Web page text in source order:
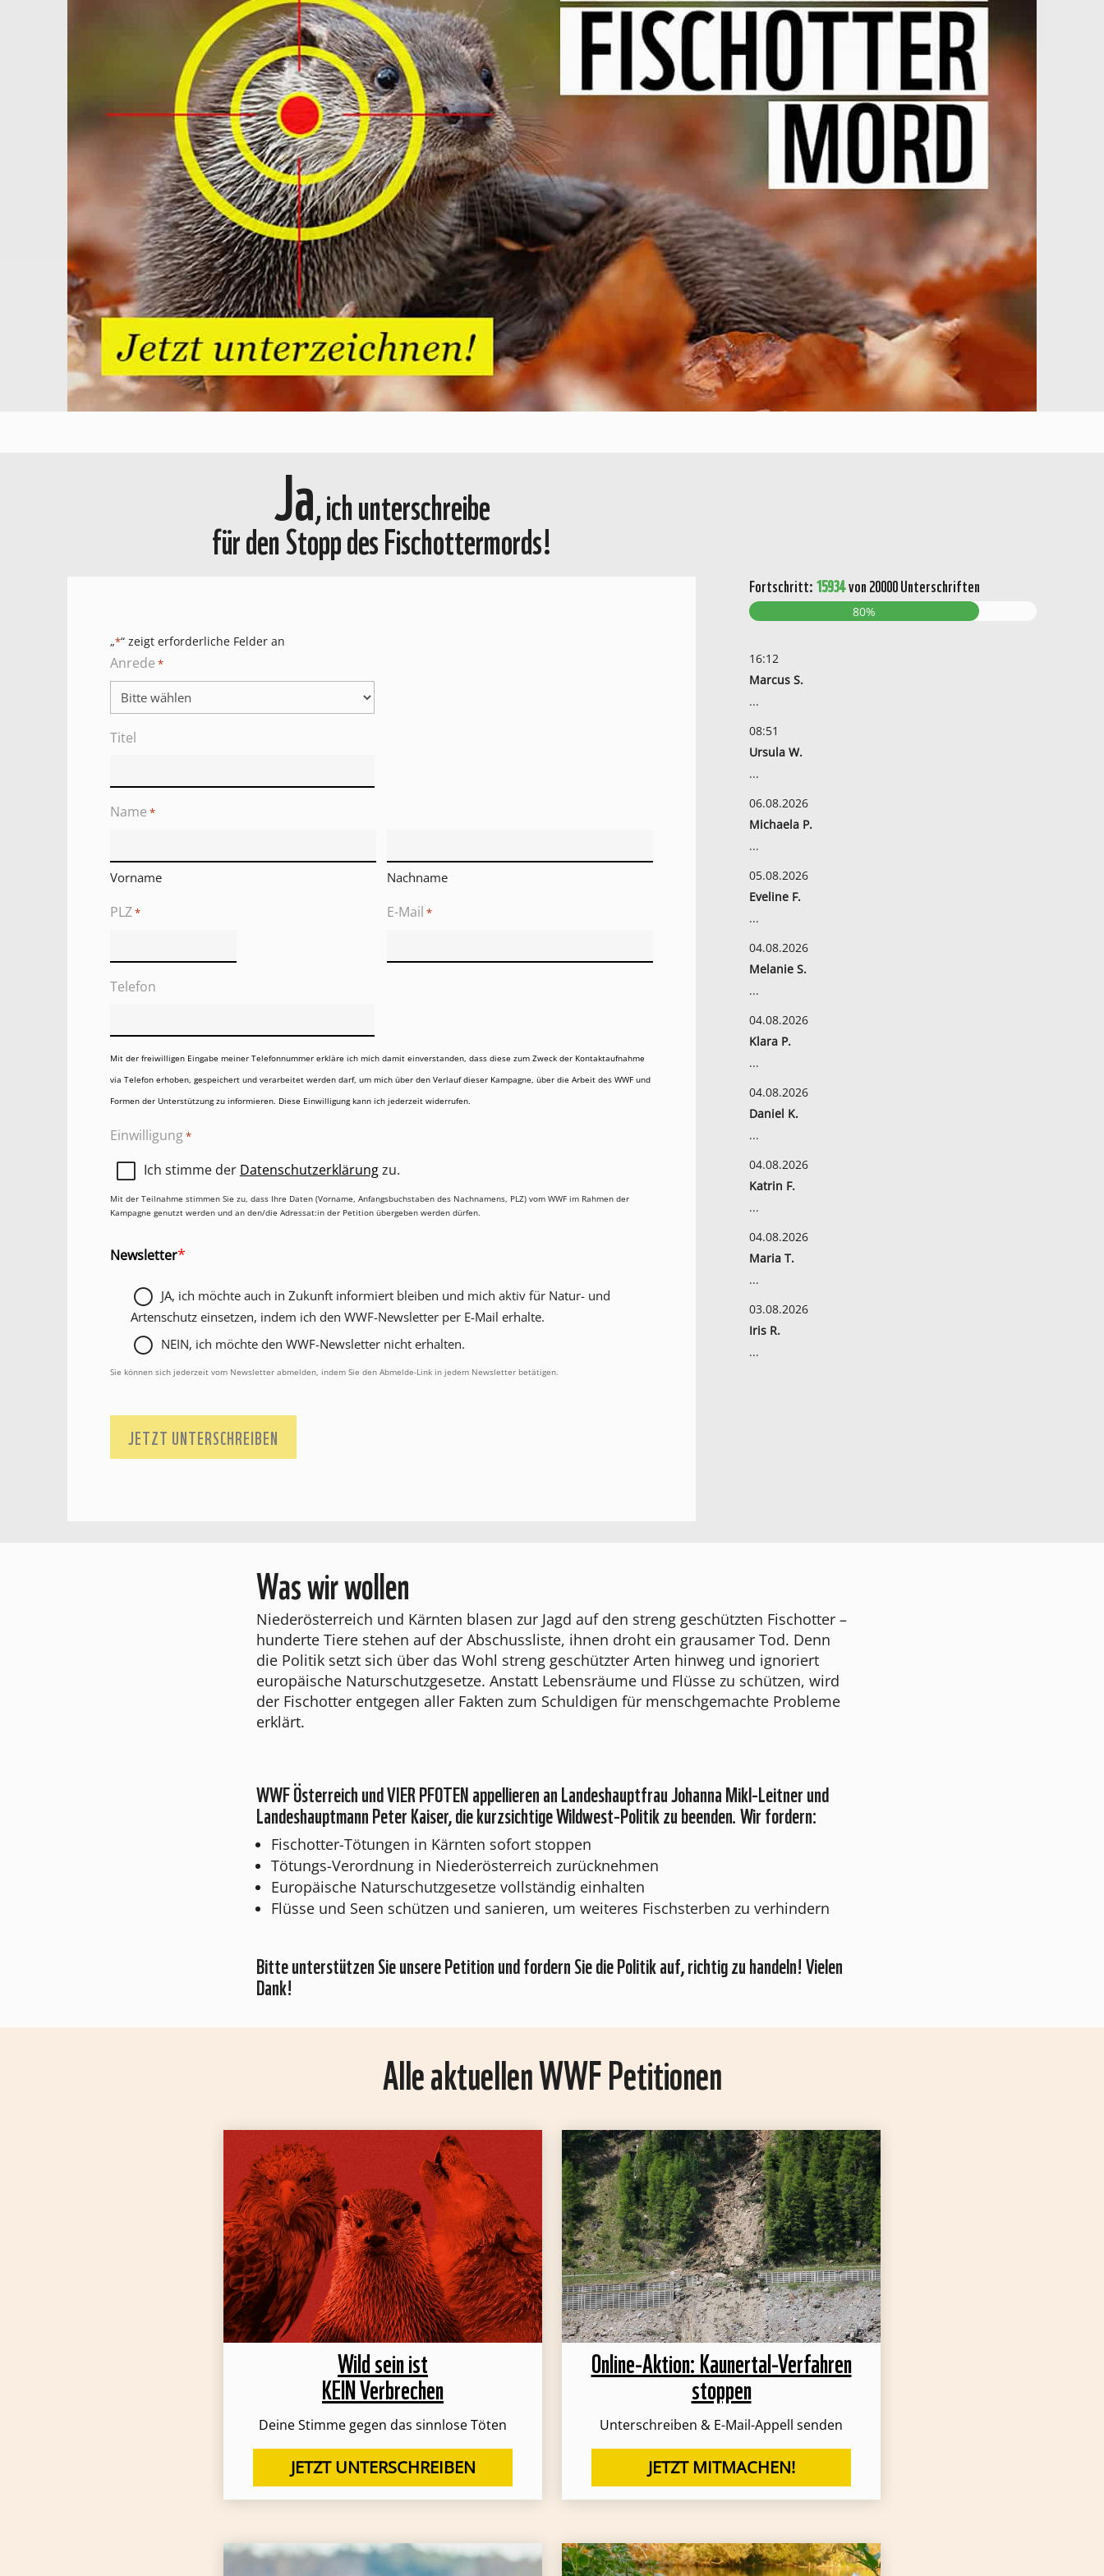
Ja, ich unterschreibe
für den Stopp des Fischottermords!
„*“ zeigt erforderliche Felder an
Anrede *
Titel
Name *
Vorname Nachname
PLZ* E-Mail *
Telefon
Mit der freiwilligen Eingabe meiner Telefonnummer erkläre ich mich damit einverstanden, dass diese zum Zweck der Kontaktaufnahme
via Telefon erhoben, gespeichert und verarbeitet werden darf, um mich über den Verlauf dieser Kampagne, über die Arbeit des WWF und
Formen der Unterstützung zu informieren. Diese Einwilligung kann ich jederzeit widerrufen.
Einwilligung*
Ich stimme der Datenschutzerklärungzu.
Mit der Teilnahme stimmen Sie zu, dass Ihre Daten (Vorname, Anfangsbuchstaben des Nachnamens, PLZ) vom WWF im Rahmen der
Kampagne genutzt werden und an den/die Adressat:in der Petition übergeben werden dürfen.
*
Newsletter*
JA, ich möchte auch in Zukunft informiert bleiben und mich aktiv für Natur- und
Artenschutz einsetzen, indem ich den WWF-Newsletter per E-Mail erhalte.
NEIN, ich möchte den WWF-Newsletter nicht erhalten.
Sie können sich jederzeit vom Newsletter abmelden, indem Sie den Abmelde-Link in jedem Newsletter betätigen.
Fortschritt:15934von 20000 Unterschriften
80%
16:12
Marcus S.
...
08:51
Ursula W.
...
06.08.2026
Michaela P.
...
05.08.2026
Eveline F.
...
04.08.2026
Melanie S.
...
04.08.2026
Klara P.
...
04.08.2026
Daniel K.
...
04.08.2026
Katrin F.
...
04.08.2026
Maria T.
...
03.08.2026
Iris R.
...
Was wir wollen
Niederösterreich und Kärnten blasen zur Jagd auf den streng geschützten Fischotter –
hunderte Tiere stehen auf der Abschussliste, ihnen droht ein grausamer Tod. Denn
die Politik setzt sich über das Wohl streng geschützter Arten hinweg und ignoriert
europäische Naturschutzgesetze. Anstatt Lebensräume und Flüsse zu schützen, wird
der Fischotter entgegen aller Fakten zum Schuldigen für menschgemachte Probleme
erklärt.
WWF Österreich und VIER PFOTEN appellieren an Landeshauptfrau Johanna Mikl-Leitner und
Landeshauptmann Peter Kaiser, die kurzsichtige Wildwest-Politik zu beenden. Wir fordern:
Fischotter-Tötungen in Kärnten sofort stoppen
Tötungs-Verordnung in Niederösterreich zurücknehmen
Europäische Naturschutzgesetze vollständig einhalten
Flüsse und Seen schützen und sanieren, um weiteres Fischsterben zu verhindern
Bitte unterstützen Sie unsere Petition und fordern Sie die Politik auf, richtig zu handeln! Vielen
Dank!
Alle aktuellen WWF Petitionen
Wild sein ist
KEIN Verbrechen
Deine Stimme gegen das sinnlose Töten
JETZT UNTERSCHREIBEN
Online-Aktion: Kaunertal-Verfahren
stoppen
Unterschreiben & E-Mail-Appell senden
JETZT MITMACHEN!